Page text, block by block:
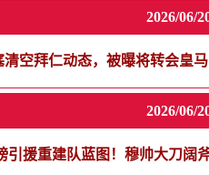
2026/06/
清空拜仁动态，被曝将转会皇
2026/06/
引援重建队蓝图！穆帅大刀阔